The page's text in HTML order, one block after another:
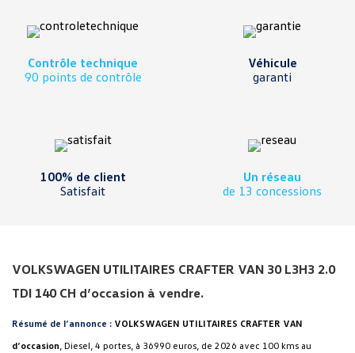
Contrôle technique
90 points de contrôle
Véhicule
garanti
100% de client
Satisfait
Un réseau
de 13 concessions
VOLKSWAGEN UTILITAIRES CRAFTER VAN 30 L3H3 2.0
TDI 140 CH d’occasion à vendre.
Résumé de l’annonce : VOLKSWAGEN UTILITAIRES CRAFTER VAN
d’occasion, Diesel, 4 portes, à 36990 euros, de 2026 avec 100 kms au